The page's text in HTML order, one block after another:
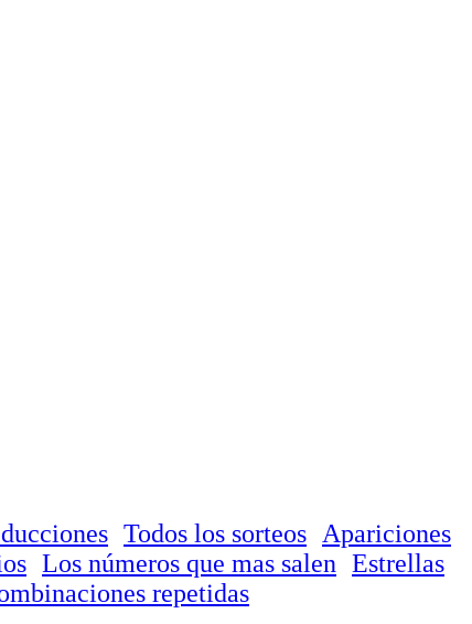
Todos los sorteos
Apariciones
Los números que mas salen Estrellas
repetidas